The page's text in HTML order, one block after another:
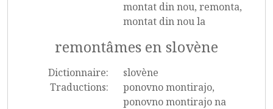
montat din nou, remonta,
montat din nou la
remontâmes en slovène
Dictionnaire:
slovène
Traductions:
ponovno montirajo,
ponovno montirajo na